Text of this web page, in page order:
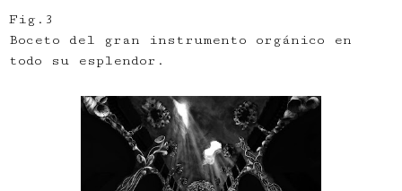
Fig.3
Boceto del gran instrumento orgánico en
todo su esplendor.